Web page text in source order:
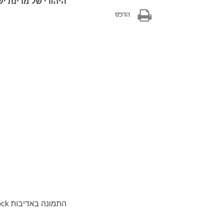
התמונה באדיבות Shutterstock
הדפס